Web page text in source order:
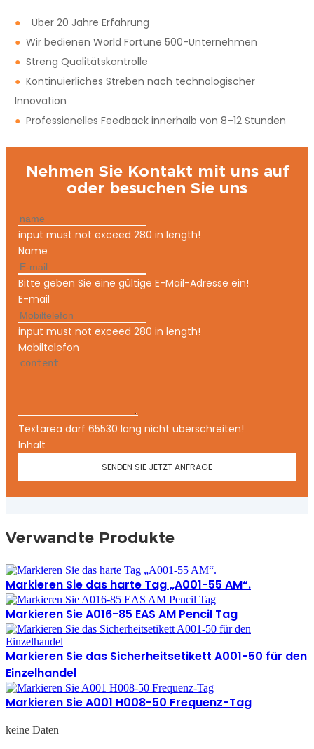
●
Über 20 Jahre Erfahrung
●Wir bedienen World Fortune 500-Unternehmen
●Streng Qualitätskontrolle
●Kontinuierliches Streben nach technologischer
Innovation
●Professionelles Feedback innerhalb von 8–12 Stunden
Nehmen Sie Kontakt mit uns auf
oder besuchen Sie uns
input must not exceed 280 in length!
Name
Bitte geben Sie eine gültige E-Mail-Adresse ein!
E-mail
input must not exceed 280 in length!
Mobiltelefon
Textarea darf 65530 lang nicht überschreiten!
Inhalt
SENDEN SIE JETZT ANFRAGE
Verwandte Produkte
Markieren Sie das harte Tag „A001-55 AM“.
Markieren Sie A016-85 EAS AM Pencil Tag
Markieren Sie das Sicherheitsetikett A001-50 für den
Einzelhandel
Markieren Sie A001 H008-50 Frequenz-Tag
keine Daten